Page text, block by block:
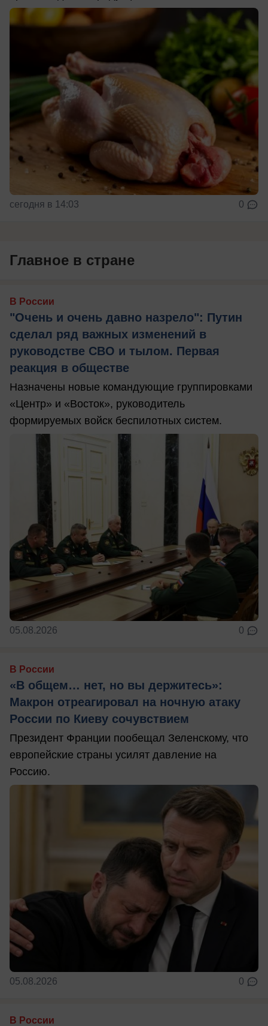
сегодня в 14:03 0
Главное в стране
В России
"Очень и очень давно назрело": Путин
сделал ряд важных изменений в
руководстве СВО и тылом. Первая
реакция в обществе
Назначены новые командующие группировками
«Центр» и «Восток», руководитель
формируемых войск беспилотных систем.
05.08.2026 0
В России
«В общем… нет, но вы держитесь»:
Макрон отреагировал на ночную атаку
России по Киеву сочувствием
Президент Франции пообещал Зеленскому, что
европейские страны усилят давление на
Россию.
05.08.2026 0
В России